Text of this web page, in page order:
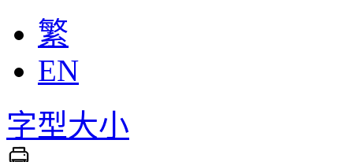
繁
EN
字型大小